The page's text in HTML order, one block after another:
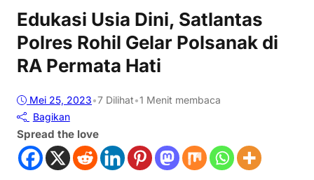
Edukasi Usia Dini, Satlantas
Polres Rohil Gelar Polsanak di
RA Permata Hati
Mei 25, 2023•7 Dilihat•1 Menit membaca
Bagikan
Spread the love